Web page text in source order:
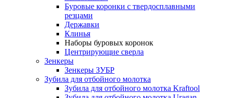
Буровые коронки с твердосплавными
резцами
Державки
Клинья
Наборы буровых коронок
Центрирующие сверла
Зенкеры
Зенкеры ЗУБР
Зубила для отбойного молотка
Зубила для отбойного молотка Kraftool